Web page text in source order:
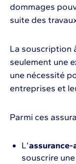
dommages
suite des
La souscription
seulement une
une nécessité
entreprises et
Parmi ces
L’
souscrire